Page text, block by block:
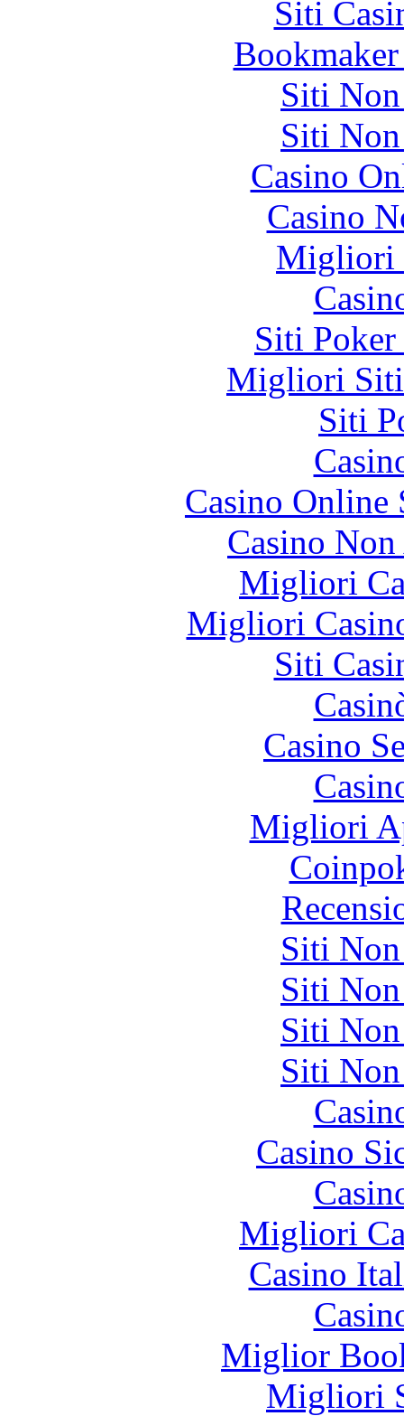
Siti
Siti
Siti
Casino
Casino
Migliori
Siti
Migliori Siti
Siti
Casino
Casino
Migliori
Migliori
Siti
Casino
Migliori
Siti
Siti
Siti
Siti
Casino
Migliori
Casino
Miglior
Migliori